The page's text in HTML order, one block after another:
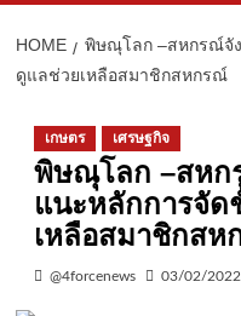
HOME
พิษณุโลก –สหกรณ์จั
ดูแลช่วยเหลือสมาชิกสหกรณ์
เกษตร เศรษฐกิจ
พิษณุโลก –สห
แนะหลักการจั
เหลือสมาชิกสห
@4forcenews 03/02/2022